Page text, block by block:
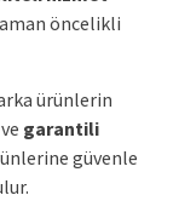
öncelikli
ürünlerin
garantili
güvenle